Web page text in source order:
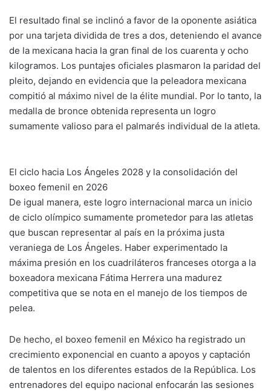
El resultado final se inclinó a favor de la oponente asiática
por una tarjeta dividida de tres a dos, deteniendo el avance
de la mexicana hacia la gran final de los cuarenta y ocho
kilogramos. Los puntajes oficiales plasmaron la paridad del
pleito, dejando en evidencia que la peleadora mexicana
compitió al máximo nivel de la élite mundial. Por lo tanto, la
medalla de bronce obtenida representa un logro
sumamente valioso para el palmarés individual de la atleta.
El ciclo hacia Los Ángeles 2028 y la consolidación del
boxeo femenil en 2026
De igual manera, este logro internacional marca un inicio
de ciclo olímpico sumamente prometedor para las atletas
que buscan representar al país en la próxima justa
veraniega de Los Ángeles. Haber experimentado la
máxima presión en los cuadriláteros franceses otorga a la
boxeadora mexicana Fátima Herrera una madurez
competitiva que se nota en el manejo de los tiempos de
pelea.
De hecho, el boxeo femenil en México ha registrado un
crecimiento exponencial en cuanto a apoyos y captación
de talentos en los diferentes estados de la República. Los
entrenadores del equipo nacional enfocarán las sesiones